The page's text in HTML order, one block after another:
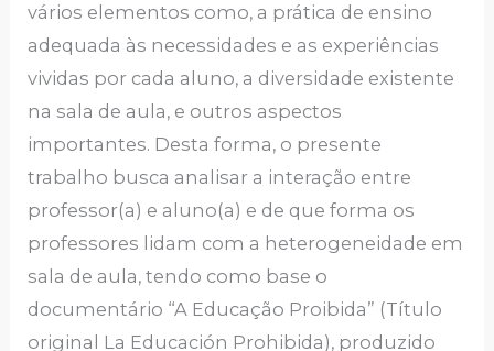
vários elementos como, a prática de ensino
adequada às necessidades e as experiências
vividas por cada aluno, a diversidade existente
na sala de aula, e outros aspectos
importantes. Desta forma, o presente
trabalho busca analisar a interação entre
professor(a) e aluno(a) e de que forma os
professores lidam com a heterogeneidade em
sala de aula, tendo como base o
documentário “A Educação Proibida” (Título
original La Educación Prohibida), produzido